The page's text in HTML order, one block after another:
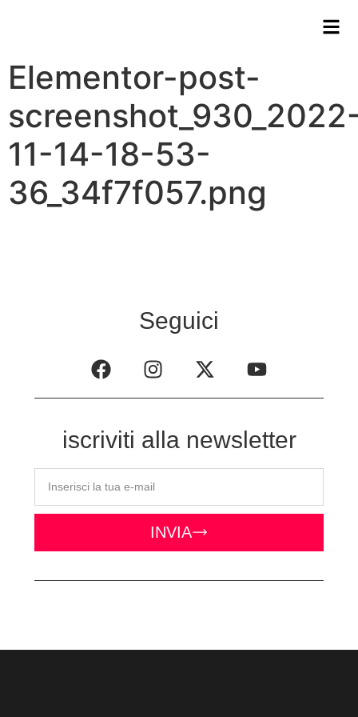
Elementor-post-
11-14-18-53-
36_34f7f057.png
Seguici
iscriviti alla newsletter
INVIA